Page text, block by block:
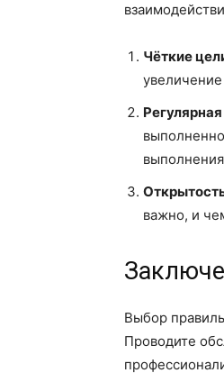
Чёткие
важно, и
Выбор
Проводите